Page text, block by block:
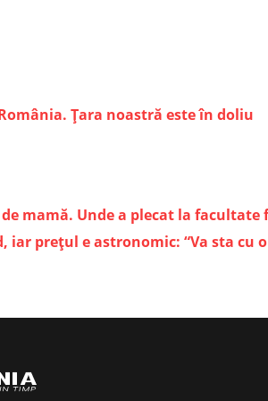
Țara noastră este în doliu
mamă. Unde a plecat la facultate
iar prețul e astronomic: “Va sta cu o